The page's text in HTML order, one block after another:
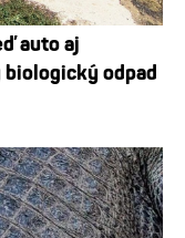
auto aj
odpad